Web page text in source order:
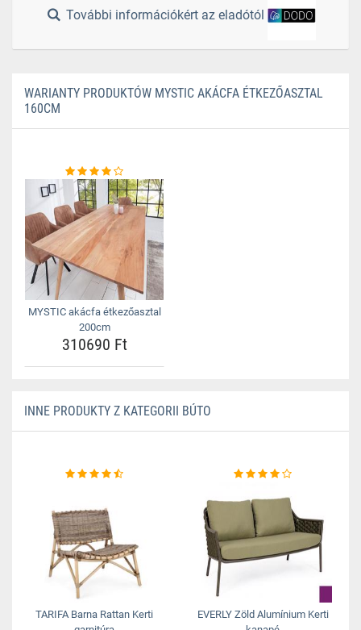
További információkért az eladótól
WARIANTY PRODUKTÓW MYSTIC AKÁCFA ÉTKEZŐASZTAL
160CM
MYSTIC akácfa étkezőasztal
200cm
310690 Ft
INNE PRODUKTY Z KATEGORII BÚTO
TARIFA Barna Rattan Kerti
EVERLY Zöld Alumínium Kerti